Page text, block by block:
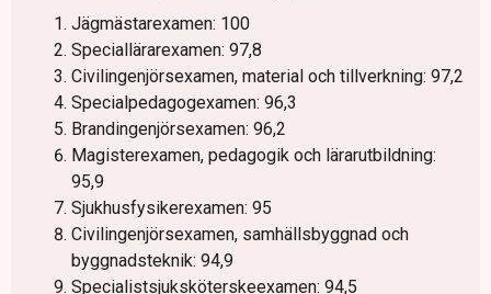
Jägmästarexamen: 100
Speciallärarexamen: 97,8
Civilingenjörsexamen, material och tillverkning: 97,2
Specialpedagogexamen: 96,3
Brandingenjörsexamen: 96,2
Magisterexamen, pedagogik och lärarutbildning:
95,9
Sjukhusfysikerexamen: 95
Civilingenjörsexamen, samhällsbyggnad och
byggnadsteknik: 94,9
Specialistsjuksköterskeexamen: 94,5